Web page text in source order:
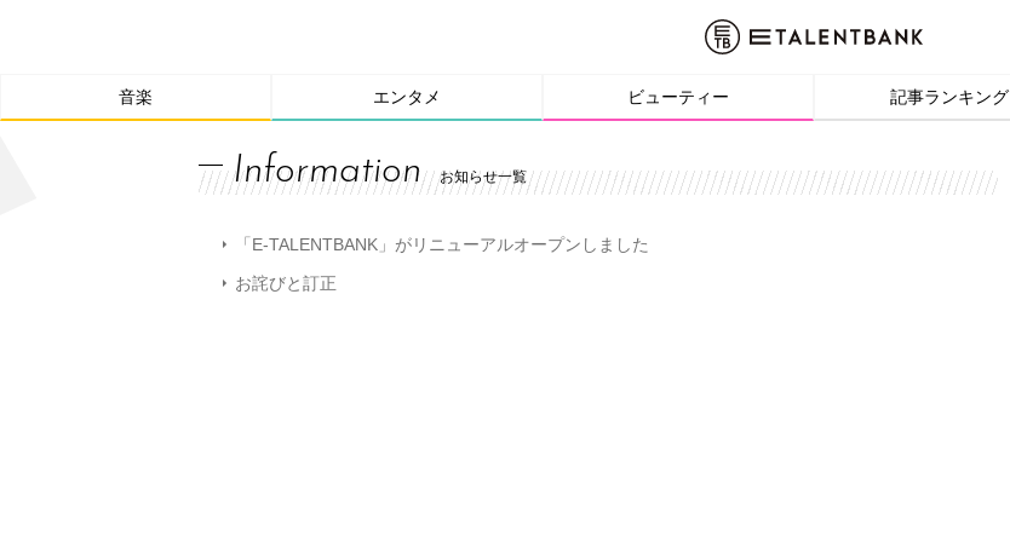
音楽 エンタメ ビューティー 記事ランキング
Information お知らせ一覧
「E-TALENTBANK」がリニューアルオープンしました
お詫びと訂正